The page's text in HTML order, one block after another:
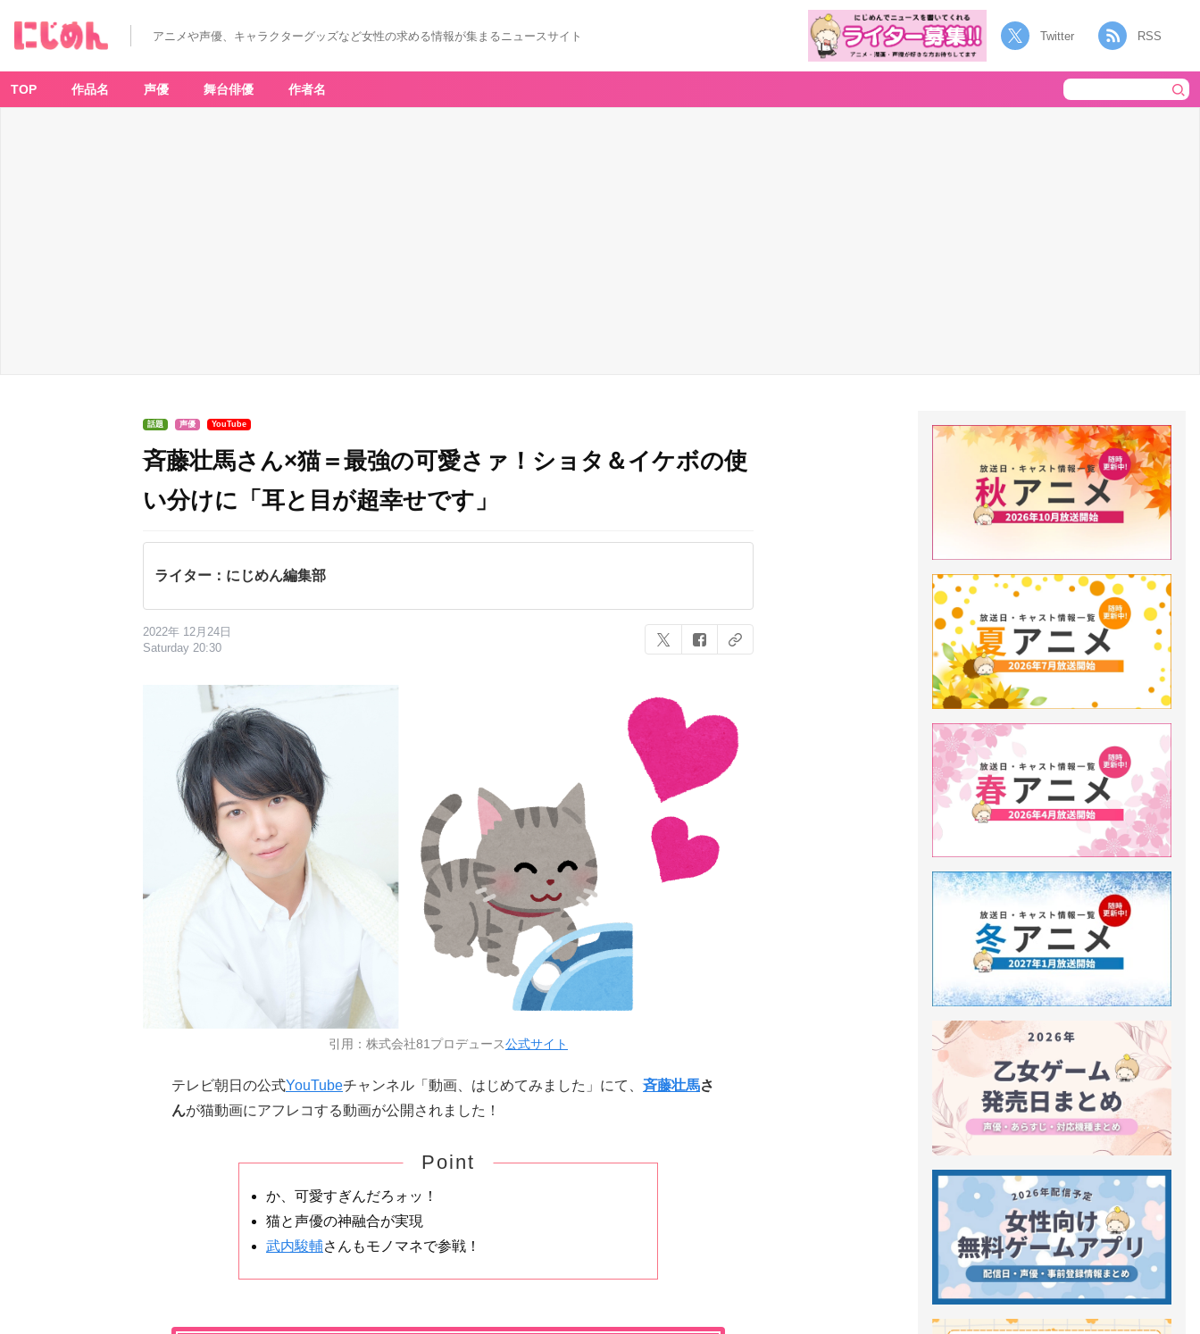
アニメや声優、キャラクターグッズなど女性の求める情報が集まるニュースサイト Twitter RSS
TOP 作品名 声優 舞台俳優 作者名
話題 声優 YouTube
斉藤壮馬さん×猫＝最強の可愛さァ！ショタ＆イケボの使
い分けに「耳と目が超幸せです」
ライター：にじめん編集部
2022年 12月24日
Saturday 20:30
引用：株式会社81プロデュース公式サイト
テレビ朝日の公式YouTubeチャンネル「動画、はじめてみました」にて、斉藤壮馬さ
んが猫動画にアフレコする動画が公開されました！
Point
か、可愛すぎんだろォッ！
猫と声優の神融合が実現
武内駿輔さんもモノマネで参戦！